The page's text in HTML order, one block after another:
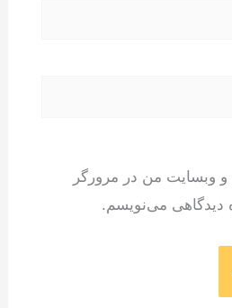
و وبسایت من در مرورگر
دیدگاهی می‌نویسم.